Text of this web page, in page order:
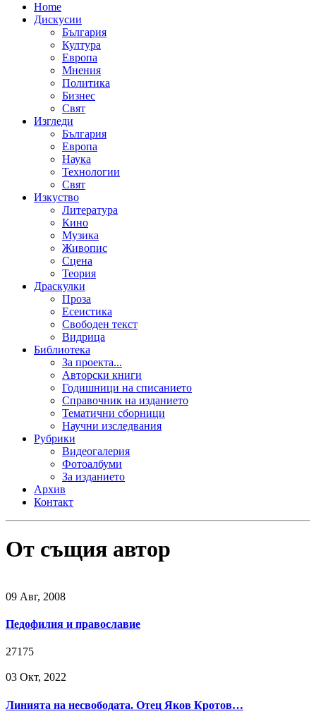
Home
Дискусии
България
Култура
Европа
Мнения
Политика
Бизнес
Свят
Изгледи
България
Европа
Наука
Технологии
Свят
Изкуство
Литература
Кино
Музика
Живопис
Сцена
Теория
Драскулки
Проза
Есеистика
Свободен текст
Видрица
Библиотека
За проекта...
Авторски книги
Годишници на списанието
Справочник на изданието
Тематични сборници
Научни изследвания
Рубрики
Видеогалерия
Фотоалбуми
За изданието
Архив
Контакт
От същия автор
09 Авг, 2008
Педофилия и православие
27175
03 Окт, 2022
Линията на несвободата. Отец Яков Кротов…